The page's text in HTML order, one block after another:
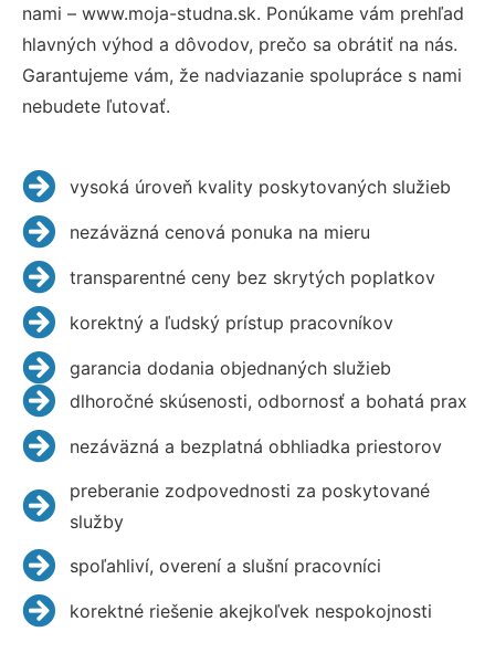
nami – www.moja-studna.sk. Ponúkame vám prehľad
hlavných výhod a dôvodov, prečo sa obrátiť na nás.
Garantujeme vám, že nadviazanie spolupráce s nami
nebudete ľutovať.
vysoká úroveň kvality poskytovaných služieb
nezáväzná cenová ponuka na mieru
transparentné ceny bez skrytých poplatkov
korektný a ľudský prístup pracovníkov
garancia dodania objednaných služieb
dlhoročné skúsenosti, odbornosť a bohatá prax
nezáväzná a bezplatná obhliadka priestorov
preberanie zodpovednosti za poskytované
služby
spoľahliví, overení a slušní pracovníci
korektné riešenie akejkoľvek nespokojnosti